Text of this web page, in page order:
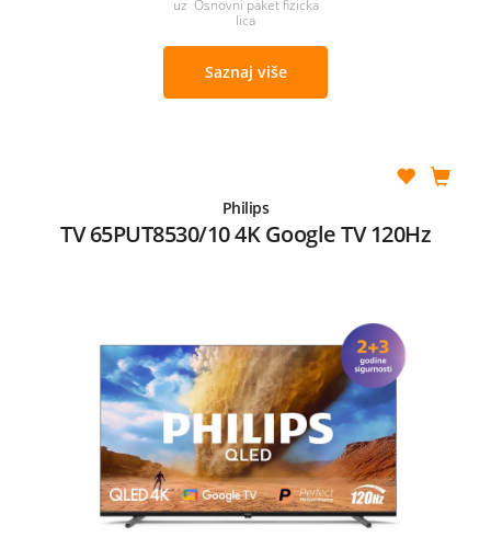
uz Osnovni paket fizicka
lica
Saznaj više
Philips
TV 65PUT8530/10 4K Google TV 120Hz